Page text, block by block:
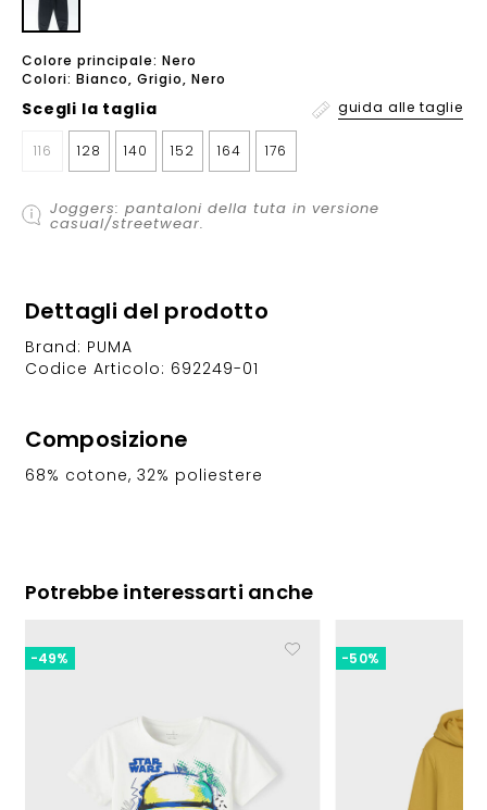
Colore principale: Nero
Colori: Bianco, Grigio, Nero
Scegli la taglia guida alle taglie
116 128 140 152 164 176
Joggers: pantaloni della tuta in versione
casual/streetwear.
Dettagli del prodotto
Brand: PUMA
Codice Articolo: 692249-01
Composizione
68% cotone, 32% poliestere
Potrebbe interessarti anche
-49% -50%